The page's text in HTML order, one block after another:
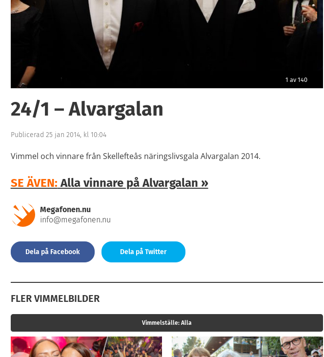
2av140
24/1 – Alvargalan
Publicerad 25 jan 2014, kl 10:04
Vimmel och vinnare från Skellefteås näringslivsgala Alvargalan 2014.
SE ÄVEN: Alla vinnare på Alvargalan »
Megafonen.nu
info@megafonen.nu
Dela på Facebook Dela på Twitter
FLER VIMMELBILDER
Vimmelställe: Alla